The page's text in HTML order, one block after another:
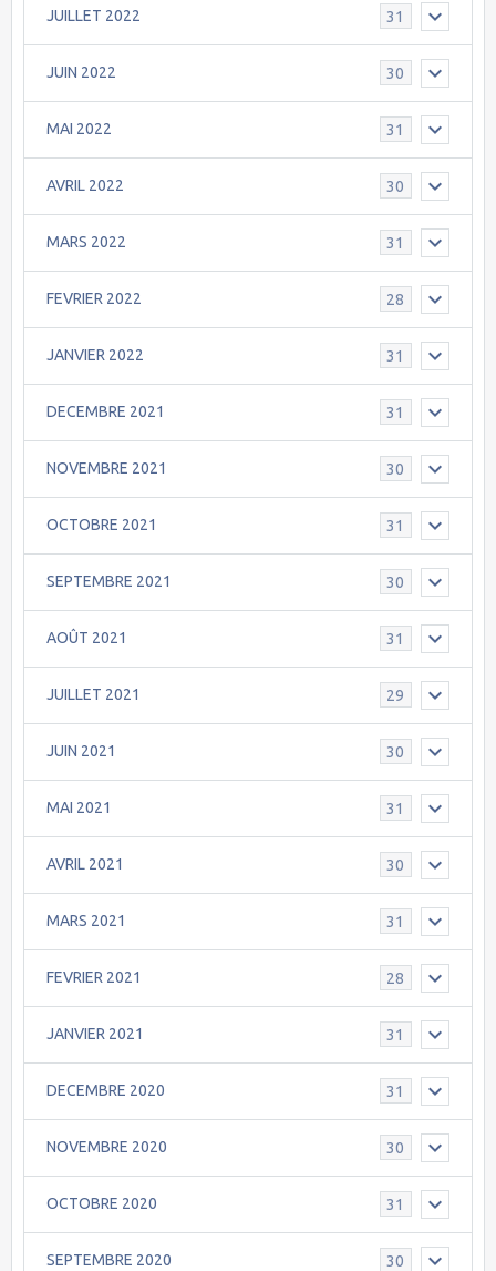
JUILLET 2022 31
JUIN 2022 30
MAI 2022 31
AVRIL 2022 30
MARS 2022 31
FEVRIER 2022 28
JANVIER 2022 31
DECEMBRE 2021 31
NOVEMBRE 2021 30
OCTOBRE 2021 31
SEPTEMBRE 2021 30
AOÛT 2021 31
JUILLET 2021 29
JUIN 2021 30
MAI 2021 31
AVRIL 2021 30
MARS 2021 31
FEVRIER 2021 28
JANVIER 2021 31
DECEMBRE 2020 31
NOVEMBRE 2020 30
OCTOBRE 2020 31
SEPTEMBRE 2020 30